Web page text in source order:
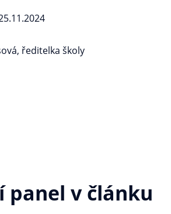
ředitelka školy
panel v článku